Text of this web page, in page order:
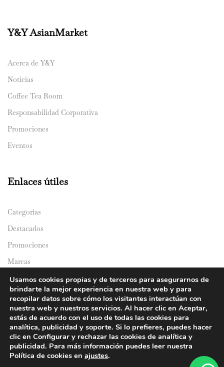
Y&Y AsianMarket
Acerca de Y&Y
Noticias
Coffee Tea Room
Responsabilidad Corporativa
Promociones
Eventos
Enlaces útiles
Categorías
Destacados
Promociones
Marcas
Catálogos
Domicilios
© 2024 Y&Y Asian Market. All rights reserved.
Usamos cookies propias y de terceros para asegurarnos de
brindarte la mejor experiencia en nuestra web y para
recopilar datos sobre cómo los visitantes interactúan con
nuestra web y nuestros servicios. Al hacer clic en Aceptar,
estás de acuerdo con el uso de todas las cookies para
analítica, publicidad y soporte. Si lo prefieres, puedes hacer
clic en Configurar y rechazar las cookies de analítica y
publicidad. Para más información puedes leer nuestra
Política de cookies en ajustes.